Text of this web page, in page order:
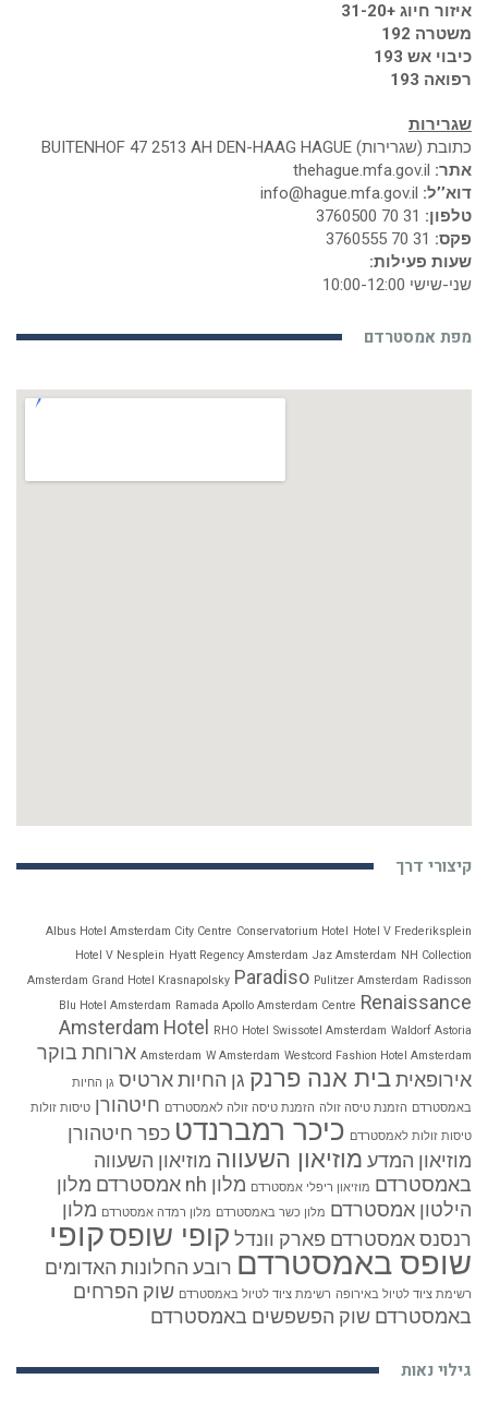
איזור חיוג +31-20
משטרה 192
כיבוי אש 193
רפואה 193
שגרירות
כתובת (שגרירות) BUITENHOF 47 2513 AH DEN-HAAG HAGUE
אתר:
דוא’’ל:
טלפון:
פקס:
שעות פעילות:
שני-שישי 10:00-12:00
מפת אמסטרדם
קיצורי דרך
Albus Hotel Amsterdam City Centre Conservatorium Hotel Hotel V Frederiksplein
Hotel V Nesplein Hyatt Regency Amsterdam Jaz Amsterdam NH Collection
Amsterdam Grand Hotel Krasnapolsky Paradiso Pulitzer Amsterdam Radisson
Blu Hotel Amsterdam Ramada Apollo Amsterdam Centre Renaissance
Amsterdam Hotel
RHO Hotel Swissotel Amsterdam Waldorf Astoria
Amsterdam W Amsterdam Westcord Fashion Hotel Amsterdam
ארוחת בוקר
אירופאית בית אנה פרנק גן החיות ארטיס גן החיות
באמסטרדם הזמנת טיסה זולה הזמנת טיסה זולה לאמסטרדם חיטהורן טיסות זולות
טיסות זולות לאמסטרדם כיכר רמברנדט כפר חיטהורן
מוזיאון המדע מוזיאון השעווה מוזיאון השעווה
באמסטרדם מוזיאון ריפלי אמסטרדם מלון nh אמסטרדם
מלון
הילטון אמסטרדם מלון כשר באמסטרדם מלון רמדה אמסטרדם מלון
רנסנס אמסטרדם פארק וונדל קופי שופסקופי
שופס באמסטרדם רובע החלונות האדומים
רשימת ציוד לטיול באירופה רשימת ציוד לטיול באמסטרדם שוק הפרחים
באמסטרדם שוק הפשפשים באמסטרדם
גילוי נאות